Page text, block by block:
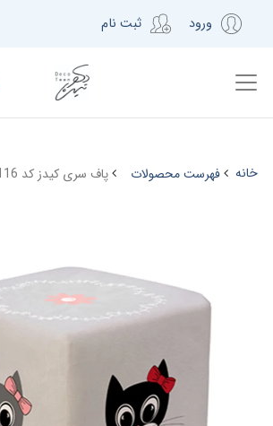
ورود ثبت نام
خانه فهرست محصولات پاف سری کیدز کد DK 116